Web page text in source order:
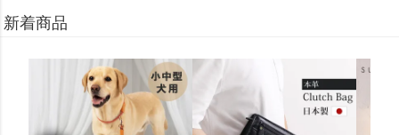
新着商品